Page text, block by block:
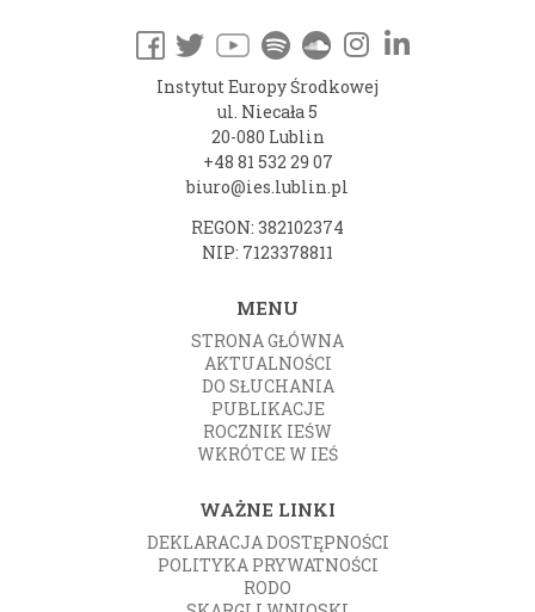
Instytut Europy Środkowej
ul. Niecała 5
20-080 Lublin
+48 81 532 29 07
biuro@ies.lublin.pl
REGON: 382102374
NIP: 7123378811
MENU
STRONA GŁÓWNA
AKTUALNOŚCI
DO SŁUCHANIA
PUBLIKACJE
ROCZNIK IEŚW
WKRÓTCE W IEŚ
WAŻNE LINKI
DEKLARACJA DOSTĘPNOŚCI
POLITYKA PRYWATNOŚCI
RODO